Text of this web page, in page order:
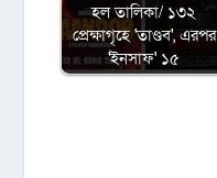
হল তালিকা/ ১৩২
প্রেক্ষাগৃহে 'তাণ্ডব', এরপর
'ইনসাফ' ১৫